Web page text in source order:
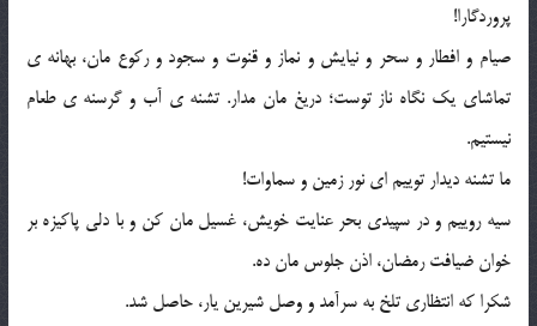
پروردگارا!
صیام و افطار و سحر و نیایش و نماز و قنوت و سجود و رکوع مان، بهانه ی
تماشای یک نگاه ناز توست؛ دریغ مان مدار. تشنه ی آب و گرسنه ی طعام
نیستیم.
ما تشنه دیدار توییم ای نور زمین و سماوات!
سیه روییم و در سپیدی بحر عنایت خویش، غسیل مان کن و با دلی پاکیزه بر
خوان ضیافت رمضان، اذن جلوس مان ده.
شکرا که انتظاری تلخ به سرآمد و وصل شیرین یار، حاصل شد.